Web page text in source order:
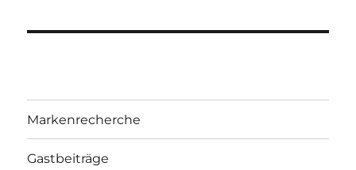
Markenrecherche
Gastbeiträge